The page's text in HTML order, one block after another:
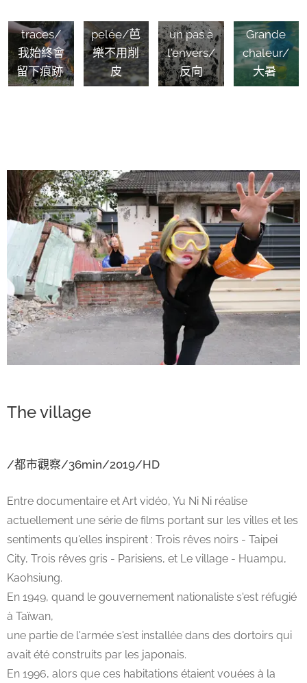
traces/
我始終會
留下痕跡
pelée/芭
樂不用削
皮
un pas à
l'envers/
反向
Grande
chaleur/
大暑
The village
/都市觀察/36min/2019/HD
Entre documentaire et Art vidéo, Yu Ni Ni réalise
actuellement une série de films portant sur les villes et les
sentiments qu'elles inspirent : Trois rêves noirs - Taipei
City, Trois rêves gris - Parisiens, et Le village - Huampu,
Kaohsiung.
En 1949, quand le gouvernement nationaliste s'est réfugié
à Taïwan,
une partie de l'armée s'est installée dans des dortoirs qui
avait été construits par les japonais.
En 1996, alors que ces habitations étaient vouées à la